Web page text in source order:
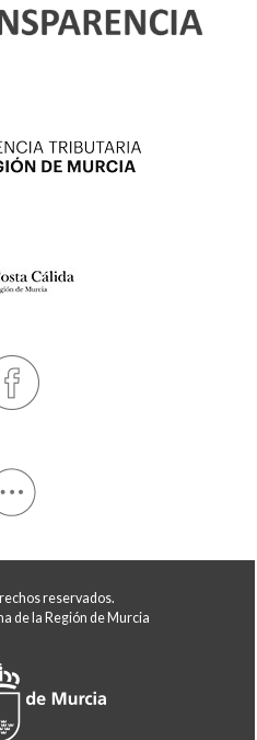
reservados.
de la Región de Murcia